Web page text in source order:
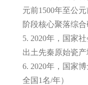
元前1500年至公
阶段核心聚落综合
5. 2020年，国家
出土先秦原始瓷产
6. 2020年，国家
全国1名/年）